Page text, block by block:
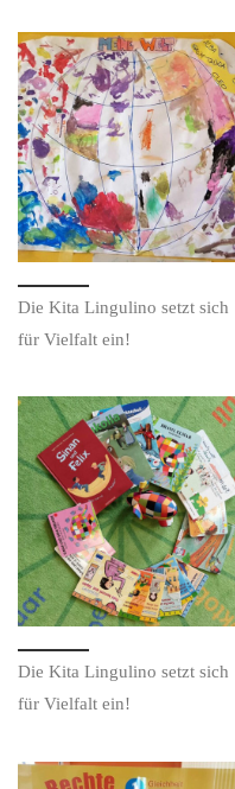
Die Kita Lingulino setzt sich
für Vielfalt ein!
Die Kita Lingulino setzt sich
für Vielfalt ein!